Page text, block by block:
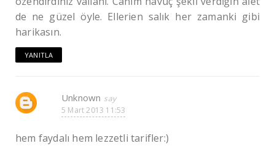
de ne güzel öyle. Ellerien salık her zamanki gibi
harikasın.
YANITLA
Unknown
5 Mart 2013 11:53
hem faydalı hem lezzetli tarifler:)